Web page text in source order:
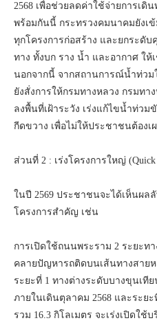
2568 เพื่อช่วยลดค่าใช้จ่ายการเ
พร้อมกันนี้ กระทรวงคมนาคมยังเ
ทุกโครงการก่อสร้าง และยกระดั
ทาง ทั้งบก ราง น้ำ และอากาศ ให้
นอกจากนี้ จากสถานการณ์น้ำท่ว
ยังสั่งการให้กรมทางหลวง กรมทา
ลงพื้นที่เฝ้าระวัง เร่งแก้ไขน้ำท่วม
กีดขวาง เพื่อไม่ให้ประชาชนต้อง
ส่วนที่ 2 : เร่งโครงการใหญ่ (Quick
ในปี 2569 ประชาชนจะได้เห็นผล
โครงการสำคัญ เช่น
การเปิดใช้ถนนพระราม 2 ระยะท
คลายปัญหารถติดบนเส้นทางสาย
ระยะที่ 1 ทางต่างระดับบางขุนเที
ภายในเดินตุลาคม 2568 และระย
รวม 16.3 กิโลเมตร จะเร่งเปิดใช้